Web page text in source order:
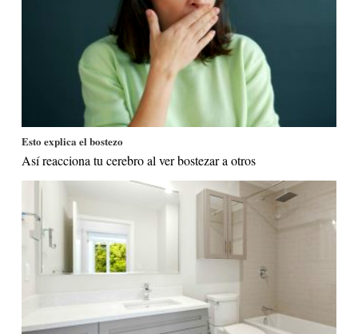
Esto explica el bostezo
Así reacciona tu cerebro al ver bostezar a otros